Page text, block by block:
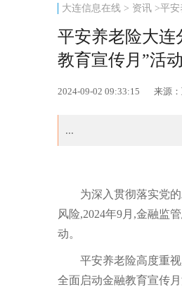
大连信息在线> 资讯>平安
平安养老险大连
教育宣传月”活动
2024-09-02 09:33:15 来源
...
为深入贯彻落实党
风险,2024年9月,金融监
动。
平安养老险高度重
全面启动金融教育宣传月